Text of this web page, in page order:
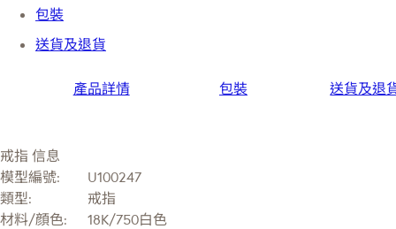
包裝
送貨及退貨
產品詳情 包裝 送貨及退
戒指 信息
模型編號:
U100247
類型:
戒指
材料/顔色:
18K/750白色